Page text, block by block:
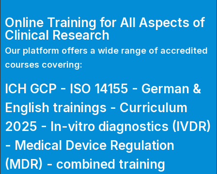
Online Training for All Aspects of
Clinical Research
Our platform offers a wide range of accredited
courses covering:
ICH GCP - ISO 14155 - German &
English trainings - Curriculum
2025 - In-vitro diagnostics (IVDR)
- Medical Device Regulation
(MDR) - combined training